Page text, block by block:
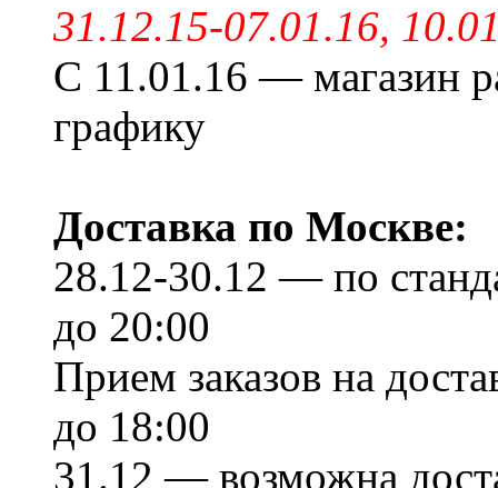
31.12.15-07.01.16,
С 11.01.16 — магазин
графику
Доставка по Москве:
28.12-30.12 — по
до 20:00
Прием заказов на
до 18:00
31.12 — возможна